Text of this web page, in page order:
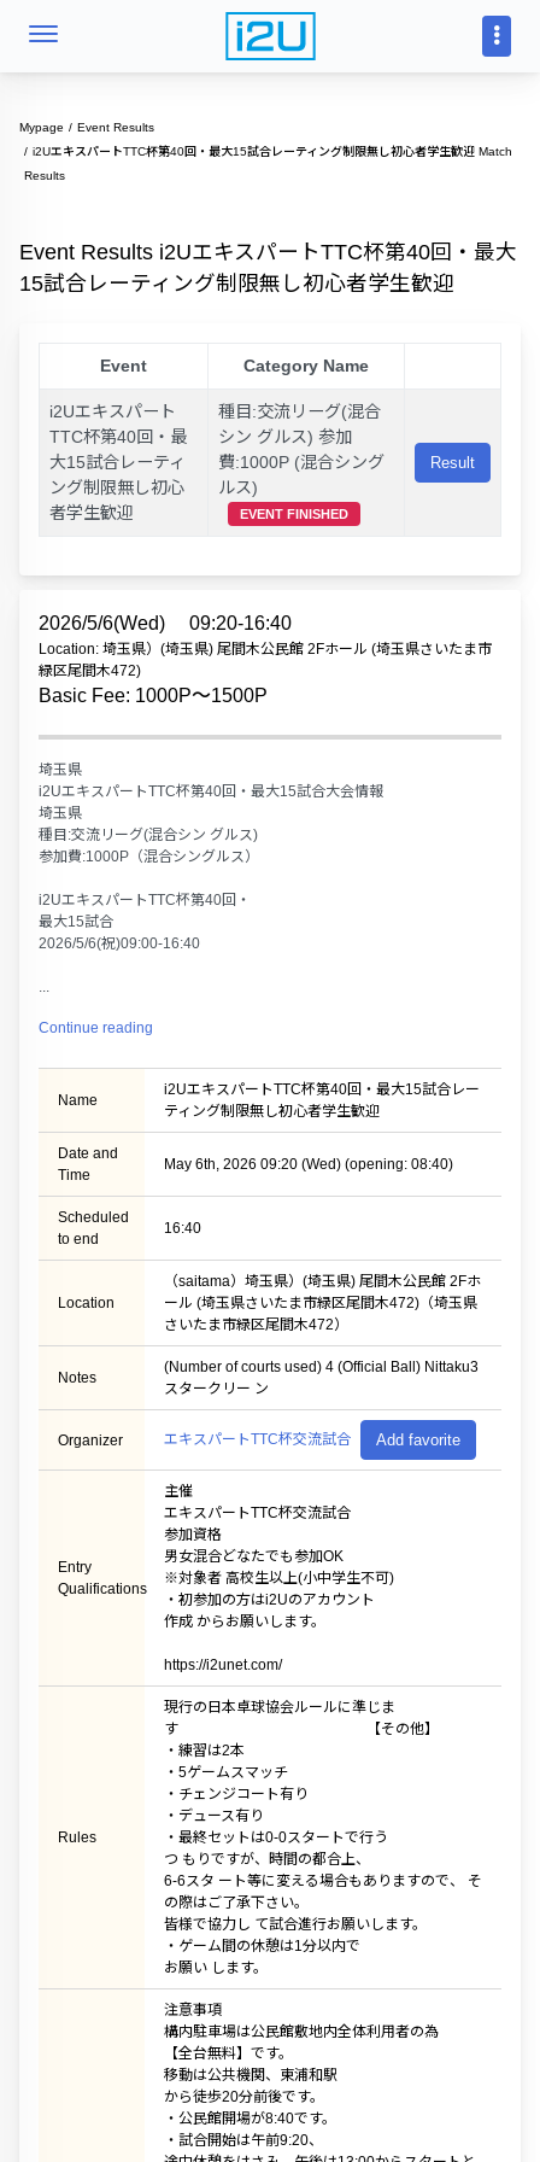
Mypage
Event Results
i2UエキスパートTTC杯第40回・最大15試合レーティング制限無し初心者学生歓迎 Match
Results
Event Results i2UエキスパートTTC杯第40回・最大
15試合レーティング制限無し初心者学生歓迎
Event Category Name
i2Uエキスパート
TTC杯第40回・最
大15試合レーティ
ング制限無し初心
者学生歓迎
種目:交流リーグ(混合
シン グルス) 参加
費:1000P (混合シング
ルス)
EVENT FINISHED
Result
2026/5/6(Wed) 09:20-16:40
Location: 埼玉県）(埼玉県) 尾間木公民館 2Fホール (埼玉県さいたま市
緑区尾間木472)
Basic Fee: 1000P〜1500P
埼玉県
i2UエキスパートTTC杯第40回・最大15試合大会情報
埼玉県
種目:交流リーグ(混合シン グルス)
参加費:1000P（混合シングルス）
i2UエキスパートTTC杯第40回・
最大15試合
2026/5/6(祝)09:00-16:40
...
Continue reading
Name
i2UエキスパートTTC杯第40回・最大15試合レー
ティング制限無し初心者学生歓迎
Date and
Time
May 6th, 2026 09:20 (Wed) (opening: 08:40)
Scheduled
to end
16:40
Location
（saitama）埼玉県）(埼玉県) 尾間木公民館 2Fホ
ール (埼玉県さいたま市緑区尾間木472)（埼玉県
さいたま市緑区尾間木472）
Notes
(Number of courts used) 4 (Official Ball) Nittaku3
スタークリー ン
Organizer エキスパートTTC杯交流試合 Add favorite
Entry
Qualifications
主催
エキスパートTTC杯交流試合
参加資格
男女混合どなたでも参加OK
※対象者 高校生以上(小中学生不可)
・初参加の方はi2Uのアカウント
作成 からお願いします。
https://i2unet.com/
Rules
現行の日本卓球協会ルールに準じま
す 【その他】
・練習は2本
・5ゲームスマッチ
・チェンジコート有り
・デュース有り
・最終セットは0-0スタートで行う
つ もりですが、時間の都合上、
6-6スタ ート等に変える場合もありますので、 そ
の際はご了承下さい。
皆様で協力し て試合進行お願いします。
・ゲーム間の休憩は1分以内で
お願い します。
注意事項
構内駐車場は公民館敷地内全体利用者の為
【全台無料】です。
移動は公共機関、東浦和駅
から徒歩20分前後です。
・公民館開場が8:40です。
・試合開始は午前9:20、